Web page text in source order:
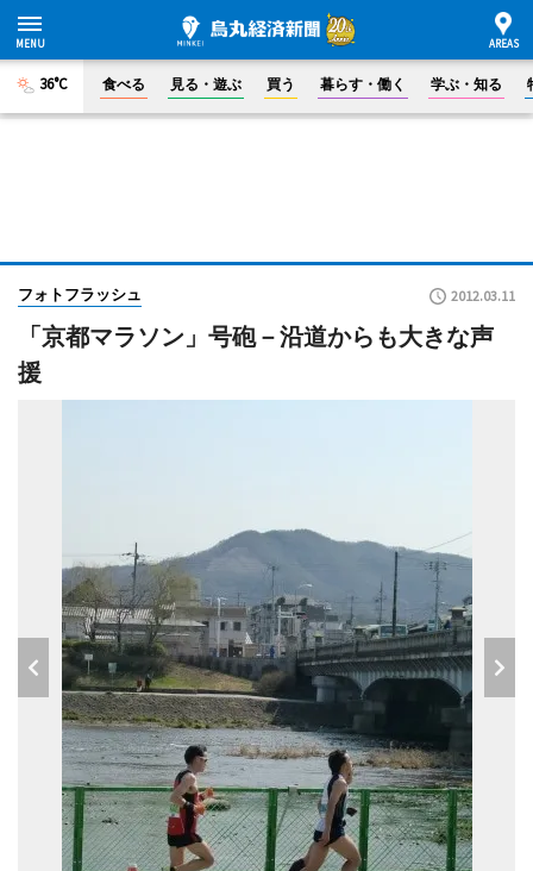
36°C 食べる 見る・遊ぶ 買う 暮らす・働く 学ぶ・知る
フォトフラッシュ 2012.03.11
「京都マラソン」号砲－沿道からも大きな声
援